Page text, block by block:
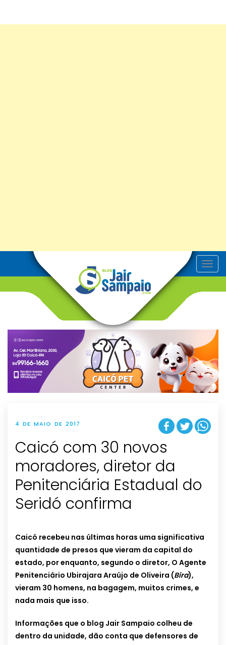
T
o
v
g
t
i
o
n
4 DE MAIO DE 2017
Caicó com 30 novos
moradores, diretor da
Penitenciária Estadual do
Seridó confirma
Caicó recebeu nas últimas horas uma significativa
quantidade de presos que vieram da capital do
estado, por enquanto, segundo o diretor, O Agente
Penitenciário Ubirajara Araújo de Oliveira (Bira),
vieram 30 homens, na bagagem, muitos crimes, e
nada mais que isso.
Informações que o blog Jair Sampaio colheu de
dentro da unidade, dão conta que defensores de